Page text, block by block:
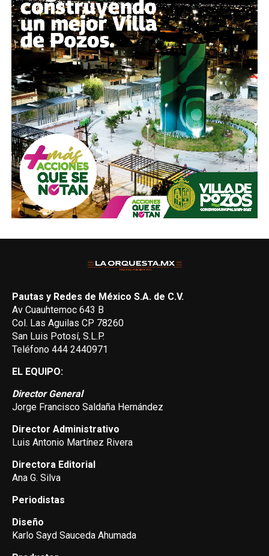
Pautas y Redes de México S.A. de C.V.
Av Cuauhtemoc 643 B
Col. Las Aguilas CP 78260
San Luis Potosí, S.L.P.
Teléfono 444 2440971
EL EQUIPO:
Director General
Jorge Francisco Saldaña Hernández
Director Administrativo
Luis Antonio Martínez Rivera
Directora Editorial
Ana G. Silva
Periodistas
Diseño
Karlo Sayd Sauceda Ahumada